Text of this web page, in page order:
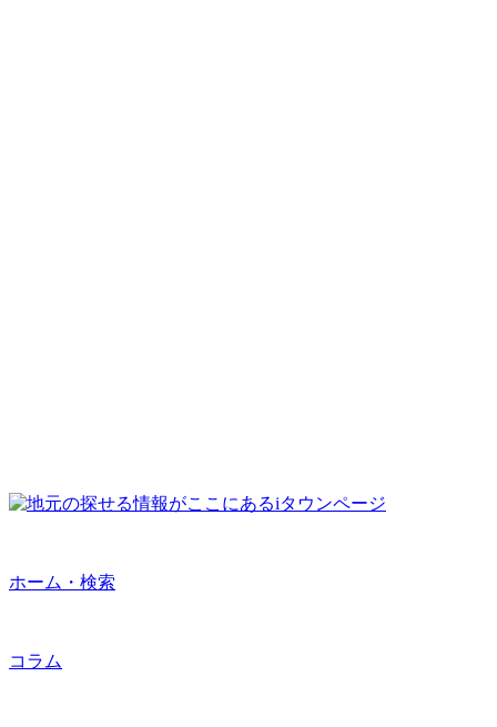
ホーム・検索
コラム